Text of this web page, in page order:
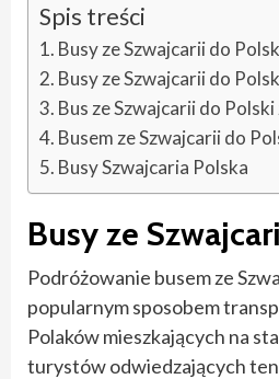
Spis treści
Busy ze Szwajcarii do
Busy ze Szwajcarii do
Bus ze Szwajcarii do
Busem ze Szwajcarii do
Busy Szwajcaria Polska
Busy ze
Podróżowanie busem ze
popularnym sposobem
Polaków mieszkających na
turystów odwiedzających